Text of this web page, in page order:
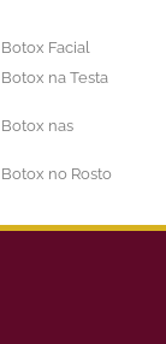
Facial
na Testa
nas
no Rosto
Preço